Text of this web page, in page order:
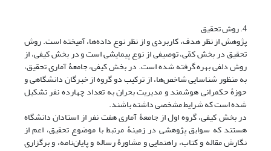
4. روش تحقیق
پژوهش از نظر هدف، کاربردی و از نظر نوع داده‌ها، آمیخته است. روش
تحقیق در بخش کمّی، توصیفی از نوع پیمایشی است و در بخش کیفی، از
روش دلفی بهره گرفته شده است. در بخش کیفی، جامعۀ آماری تحقیق،
به منظور شناسایی شاخص‌ها، از ترکیب دو گروه از خبرگان دانشگاهی و
حوزۀ حکمرانی هوشمند و مدیریت بحران به تعداد چهارده نفر تشکیل
شده است که شرایط مشخصی داشته باشند.
در بخش کیفی، گروه اول از جامعۀ آماری هفت نفر از استادان دانشگاه
هستند که سوابق پژوهشی در زمینۀ مرتبط با موضوع تحقیق، اعم از
نگارش مقاله و کتاب، راهنمایی و مشاورۀ رساله و پایان‌نامه، و برگزاری